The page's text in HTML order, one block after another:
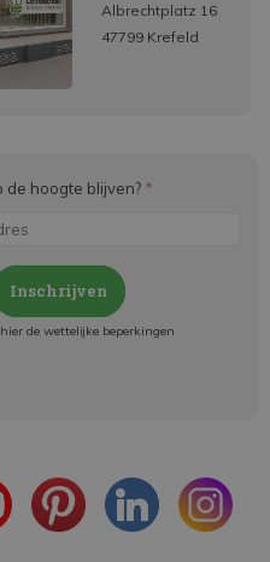
Albrechtplatz 16
47799 Krefeld
de hoogte blijven? *
Inschrijven
de wettelijke beperkingen